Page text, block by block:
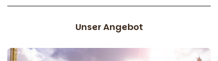
Unser Angebot